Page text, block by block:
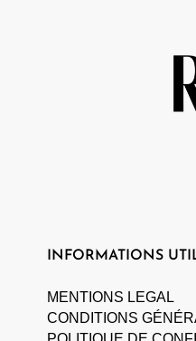
INFORMATIONS
MENTIONS LEGAL
CONDITIONS